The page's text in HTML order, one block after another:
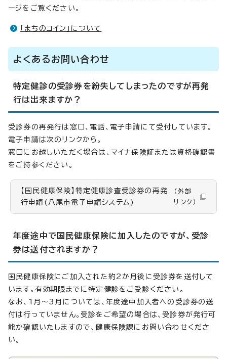
ージをご覧ください。
「まちのコイン」について
よくあるお問い合わせ
特定健診の受診券を紛失してしまったのですが再発
行は出来ますか？
受診券の再発行は窓口、電話、電子申請にて受付しています。
電子申請は次のリンクから。
窓口にお越しいただく場合は、マイナ保険証または資格確認書
をご持参ください。
【国民健康保険】特定健康診査受診券の再発
行申請(八尾市電子申請システム)
（外部
リンク）
年度途中で国民健康保険に加入したのですが、受診
券は送付されますか？
国民健康保険にご加入された約2か月後に受診券を送付して
います。有効期限までに特定健診をご受診ください。
なお、1月～3月については、年度途中加入者への受診券の送
付は行っていません。受診をご希望の場合は、受診券が発行可
能か確認いたしますので、健康保険課にお問い合わせくださ
い。